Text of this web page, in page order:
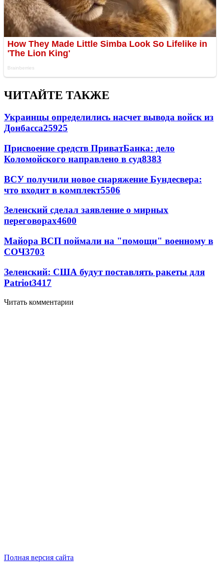
ЧИТАЙТЕ ТАКЖЕ
Украинцы определились насчет вывода войск из
Донбасса25925
Присвоение средств ПриватБанка: дело
Коломойского направлено в суд8383
ВСУ получили новое снаряжение Бундесвера:
что входит в комплект5506
Зеленский сделал заявление о мирных
переговорах4600
Майора ВСП поймали на "помощи" военному в
СОЧ3703
Зеленский: США будут поставлять ракеты для
Patriot3417
Читать комментарии
Полная версия сайта